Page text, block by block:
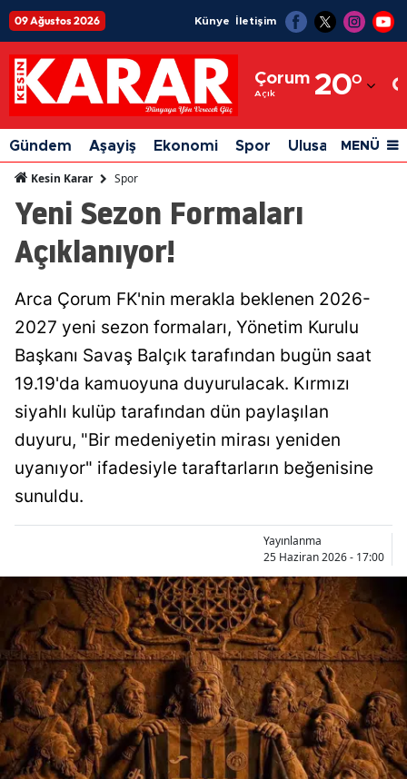
09 Ağustos 2026 Künye İletişim
Çorum
Açık 20°
Adıyaman
Afyonkarahisar
Ağrı
Amasya
Aydın
Balıkesir
Bilecik
Bingöl
Bolu
Burdur
Bursa
Çanakkale
Çankırı
Çorum
Denizli
Gündem Aşayiş Ekonomi Spor Ulusal Siyaset
MENÜ
Kesin Karar Spor
Yeni Sezon Formaları
Açıklanıyor!
Arca Çorum FK'nin merakla beklenen 2026-
2027 yeni sezon formaları, Yönetim Kurulu
Başkanı Savaş Balçık tarafından bugün saat
19.19'da kamuoyuna duyurulacak. Kırmızı
siyahlı kulüp tarafından dün paylaşılan
duyuru, "Bir medeniyetin mirası yeniden
uyanıyor" ifadesiyle taraftarların beğenisine
sunuldu.
Yayınlanma
25 Haziran 2026 - 17:00